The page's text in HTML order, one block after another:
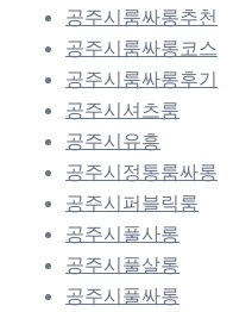
공주시룸싸롱추천
공주시룸싸롱코스
공주시룸싸롱후기
공주시셔츠룸
공주시유흥
공주시정통룸싸롱
공주시퍼블릭룸
공주시풀사롱
공주시풀살롱
공주시풀싸롱